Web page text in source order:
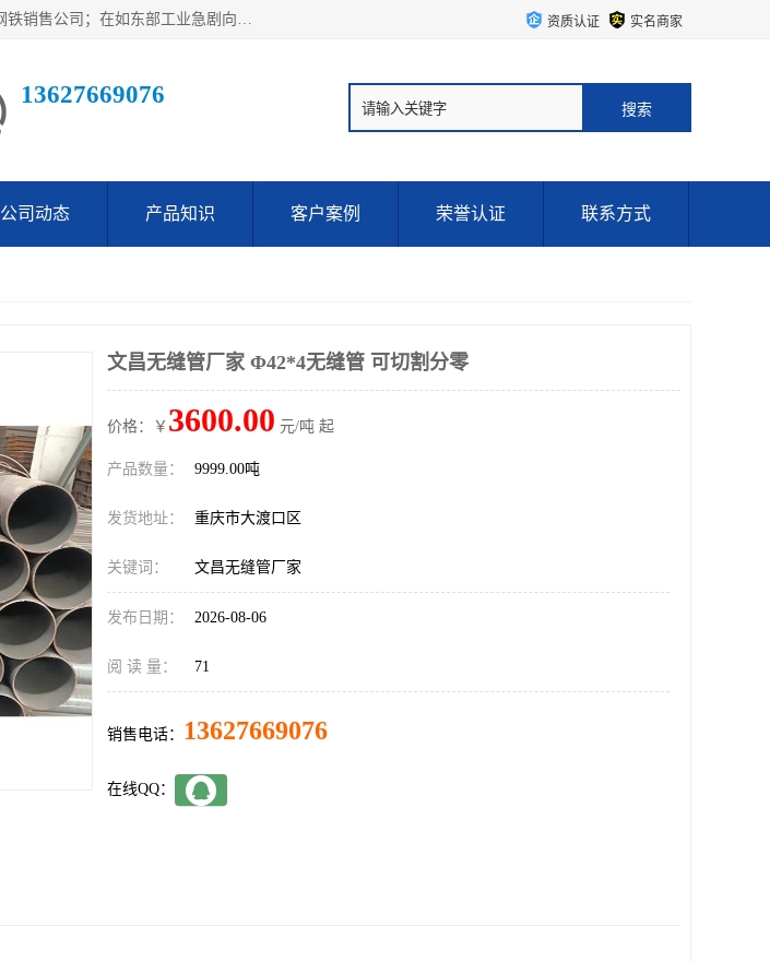
重庆仁邦钢材有限公司是西南地区钢铁物资企业家合资共同在重庆市成立的一家新型现代化钢铁销售公司；在如东部工业急剧向西部转移，西部大建工厂区及国家水利水电项目，我司力抓不断完善自我产品结构优化，让自己的钢铁产品广泛传播于这些大型再建项目 资质认证 实名商家
13627669076
公司动态 产品知识 客户案例 荣誉认证 联系方式
文昌无缝管厂家 Φ42*4无缝管 可切割分零
价格：￥ 3600.00 元/吨 起
产品数量： 9999.00吨
发货地址： 重庆市大渡口区
关键词： 文昌无缝管厂家
发布日期： 2026-08-06
阅 读 量： 71
销售电话： 13627669076
在线QQ：